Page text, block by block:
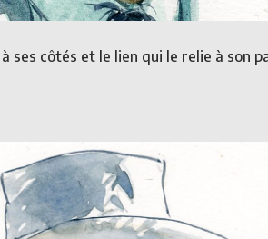
ses côtés et le lien qui le relie à son